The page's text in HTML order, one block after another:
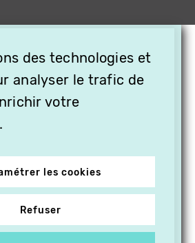
des technologies et
analyser le trafic de
votre
les cookies
Refuser
LA VIDÉO EN
ABONNEZ VOS
À VITHÈQUE !